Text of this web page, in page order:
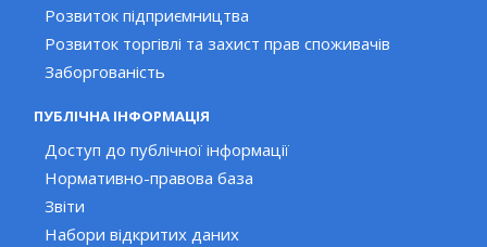
Розвиток підприємництва
Розвиток торгівлі та захист прав споживачів
Заборгованість
ПУБЛІЧНА ІНФОРМАЦІЯ
Доступ до публічної інформації
Нормативно-правова база
Звіти
Набори відкритих даних